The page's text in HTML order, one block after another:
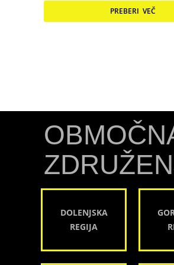
PREBERI VEČ
DOLENJSKA
REGIJA